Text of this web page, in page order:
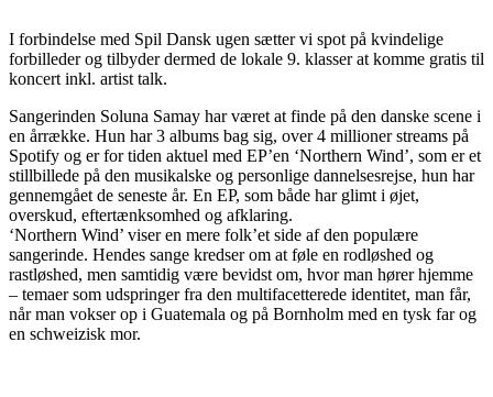
I forbindelse med Spil Dansk ugen sætter vi spot på kvindelige
forbilleder og tilbyder dermed de lokale 9. klasser at komme gratis til
koncert inkl. artist talk.
Sangerinden Soluna Samay har været at finde på den danske scene i
en årrække. Hun har 3 albums bag sig, over 4 millioner streams på
Spotify og er for tiden aktuel med EP’en ‘Northern Wind’, som er et
stillbillede på den musikalske og personlige dannelsesrejse, hun har
gennemgået de seneste år. En EP, som både har glimt i øjet,
overskud, eftertænksomhed og afklaring.
‘Northern Wind’ viser en mere folk’et side af den populære
sangerinde. Hendes sange kredser om at føle en rodløshed og
rastløshed, men samtidig være bevidst om, hvor man hører hjemme
– temaer som udspringer fra den multifacetterede identitet, man får,
når man vokser op i Guatemala og på Bornholm med en tysk far og
en schweizisk mor.